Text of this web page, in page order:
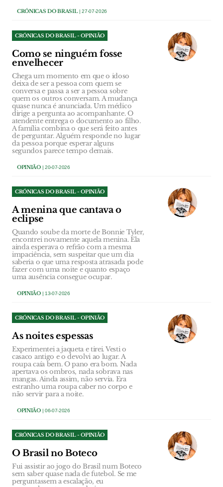
CRÓNICAS DO BRASIL| 27-07-2026
CRÓNICAS DO BRASIL - OPINIÃO
Como se ninguém fosse
envelhecer
Chega um momento em que o idoso
deixa de ser a pessoa com quem se
conversa e passa a ser a pessoa sobre
quem os outros conversam. A mudança
quase nunca é anunciada. Um médico
dirige a pergunta ao acompanhante. O
atendente entrega o documento ao filho.
A família combina o que será feito antes
de perguntar. Alguém responde no lugar
da pessoa porque esperar alguns
segundos parece tempo demais.
OPINIÃO| 20-07-2026
CRÓNICAS DO BRASIL - OPINIÃO
A menina que cantava o
eclipse
Quando soube da morte de Bonnie Tyler,
encontrei novamente aquela menina. Ela
ainda esperava o refrão com a mesma
impaciência, sem suspeitar que um dia
saberia o que uma resposta atrasada pode
fazer com uma noite e quanto espaço
uma ausência consegue ocupar.
OPINIÃO| 13-07-2026
CRÓNICAS DO BRASIL - OPINIÃO
As noites espessas
Experimentei a jaqueta e tirei. Vesti o
casaco antigo e o devolvi ao lugar. A
roupa caía bem. O pano era bom. Nada
apertava os ombros, nada sobrava nas
mangas. Ainda assim, não servia. Era
estranho uma roupa caber no corpo e
não servir para a noite.
OPINIÃO| 06-07-2026
CRÓNICAS DO BRASIL - OPINIÃO
O Brasil no Boteco
Fui assistir ao jogo do Brasil num Boteco
sem saber quase nada de futebol. Se me
perguntassem a escalação, eu